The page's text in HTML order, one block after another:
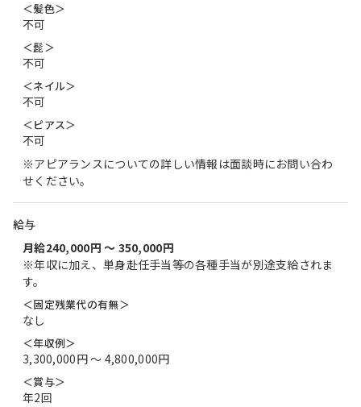
＜髪色＞
不可
＜髭＞
不可
＜ネイル＞
不可
＜ピアス＞
不可
※アピアランスについての詳しい情報は面談時にお問い合わ
せください。
給与
月給240,000円 〜 350,000円
※年収に加え、単身赴任手当等の各種手当が別途支給されま
す。
＜固定残業代の有無＞
なし
＜年収例＞
3,300,000円 〜 4,800,000円
＜賞与＞
年2回